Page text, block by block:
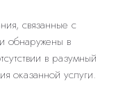
связанные с
обнаружены в
в разумный
оказанной услуги.